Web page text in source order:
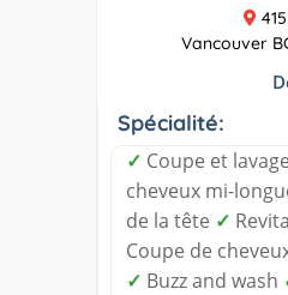
Vancouver
Spécialité:
✓ Coupe et
cheveux mi-
de la tête ✓
Coupe de
✓ Buzz and wash